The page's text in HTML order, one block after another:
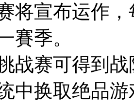
将宣布运作
賽季。
战赛可得到
中换取绝品